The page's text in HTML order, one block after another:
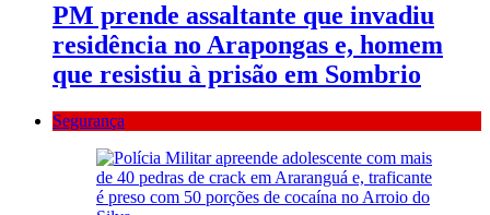
PM prende assaltante que invadiu
residência no Arapongas e, homem
que resistiu à prisão em Sombrio
Segurança